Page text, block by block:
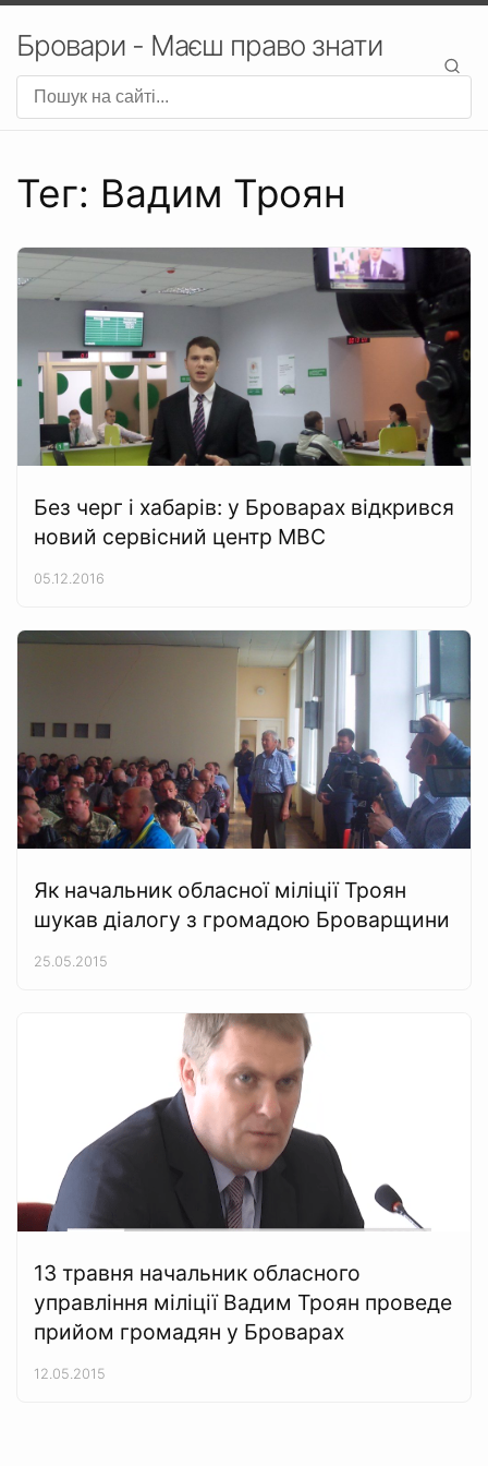
Бровари - Маєш право знати
Тег: Вадим Троян
Без черг і хабарів: у Броварах відкрився
новий сервісний центр МВС
05.12.2016
Як начальник обласної міліції Троян
шукав діалогу з громадою Броварщини
25.05.2015
13 травня начальник обласного
управління міліції Вадим Троян проведе
прийом громадян у Броварах
12.05.2015